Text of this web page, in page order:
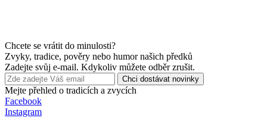
Chcete se vrátit do minulosti?
Zvyky, tradice, pověry nebo humor našich předků
Zadejte svůj e-mail. Kdykoliv můžete odběr zrušit.
Chci dostávat novinky
Mejte přehled o tradicích a zvycích
Facebook
Instagram